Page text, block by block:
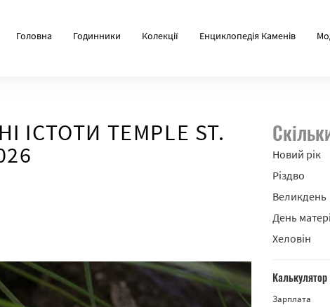
Головна Годинники Колекції Енциклопедія Каменів
ІСТОТИ TEMPLE ST.
Новий рік
Різдво
Великдень
День матері
Хеловін
Калькулятор
Зарплата